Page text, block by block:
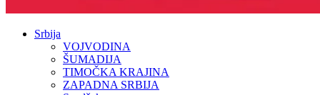
Srbija
VOJVODINA
ŠUMADIJA
TIMOČKA KRAJINA
ZAPADNA SRBIJA